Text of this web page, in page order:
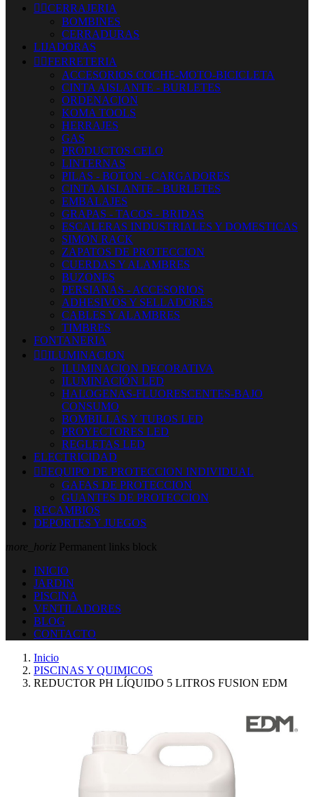
 CERRAJERIA
BOMBINES
CERRADURAS
LIJADORAS
 FERRETERIA
ACCESORIOS COCHE-MOTO-BICICLETA
CINTA AISLANTE - BURLETES
ORDENACION
KOMA TOOLS
HERRAJES
GAS
PRODUCTOS CELO
LINTERNAS
PILAS - BOTON - CARGADORES
CINTA AISLANTE - BURLETES
EMBALAJES
GRAPAS - TACOS - BRIDAS
ESCALERAS INDUSTRIALES Y DOMESTICAS
SIMON RACK
ZAPATOS DE PROTECCION
CUERDAS Y ALAMBRES
BUZONES
PERSIANAS - ACCESORIOS
ADHESIVOS Y SELLADORES
CABLES Y ALAMBRES
TIMBRES
FONTANERIA
 ILUMINACION
ILUMINACION DECORATIVA
ILUMINACIÓN LED
HALOGENAS-FLUORESCENTES-BAJO
CONSUMO
BOMBILLAS Y TUBOS LED
PROYECTORES LED
REGLETAS LED
ELECTRICIDAD
 EQUIPO DE PROTECCION INDIVIDUAL
GAFAS DE PROTECCION
GUANTES DE PROTECCION
RECAMBIOS
DEPORTES Y JUEGOS
more_horiz Permanent links block
INICIO
JARDIN
PISCINA
VENTILADORES
BLOG
CONTACTO
Inicio
PISCINAS Y QUIMICOS
REDUCTOR PH LÍQUIDO 5 LITROS FUSION EDM